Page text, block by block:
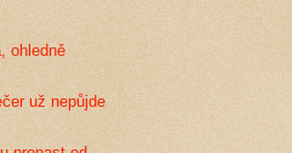
ohledně
už nepůjde